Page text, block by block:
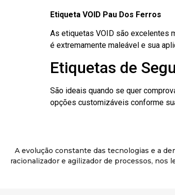
Etiqueta VOID Pau Dos Ferros
As etiquetas VOID são excelentes
é extremamente maleável e sua
Etiquetas de
São ideais quando se quer
opções customizáveis conforme
A evolução constante das tecnologias e a
racionalizador e agilizador de processos, nos